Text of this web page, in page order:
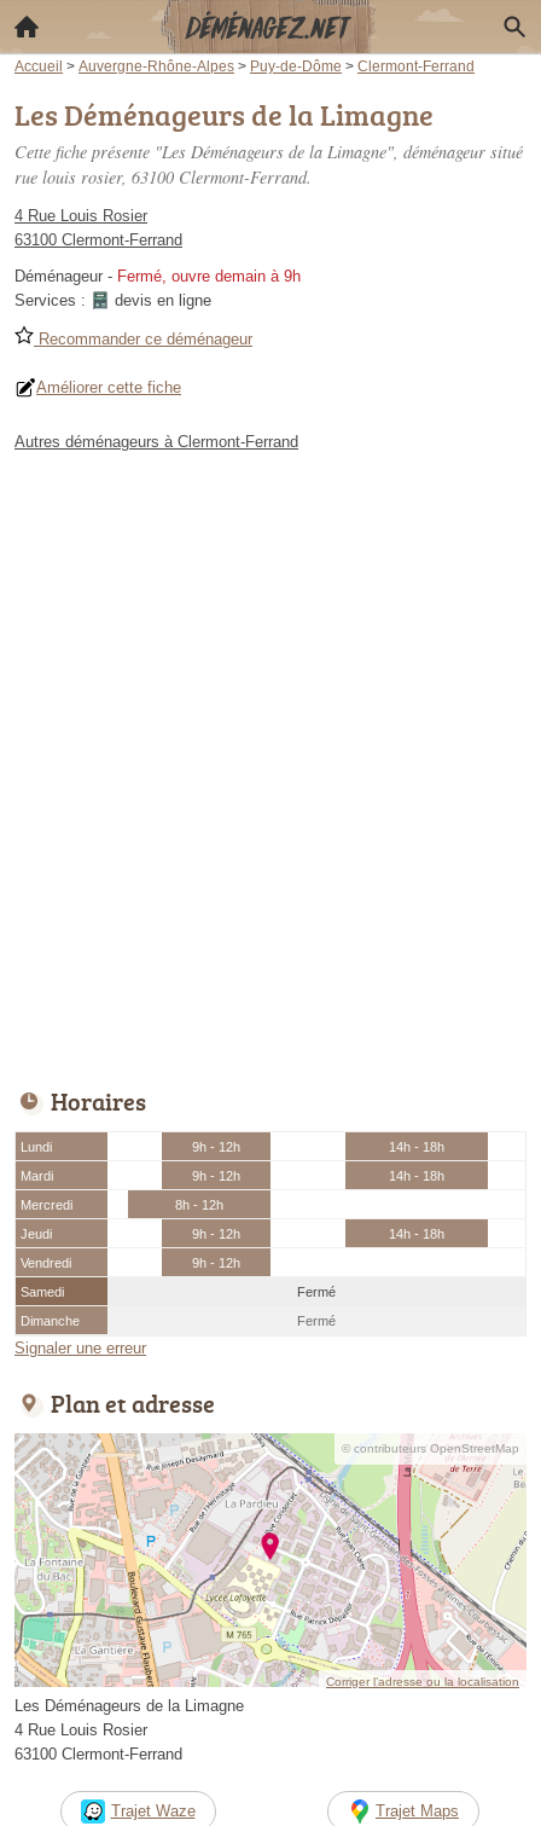
Accueil > Auvergne-Rhône-Alpes > Puy-de-Dôme > Clermont-Ferrand
Les Déménageurs de la Limagne
Cette fiche présente "Les Déménageurs de la Limagne", déménageur situé
rue louis rosier, 63100 Clermont-Ferrand.
4 Rue Louis Rosier
63100 Clermont-Ferrand
Déménageur - Fermé, ouvre demain à 9h
Services :
devis en ligne
Recommander ce déménageur
Améliorer cette fiche
Autres déménageurs à Clermont-Ferrand
Horaires
Lundi 9h - 12h
14h - 18h
Mardi
9h - 12h
14h - 18h
Mercredi
8h - 12h
Jeudi
9h - 12h
14h - 18h
Vendredi
9h - 12h
Samedi
Fermé
Dimanche
Fermé
Signaler une erreur
Plan et adresse
© contributeurs OpenStreetMap
Corriger l’adresse ou la localisation
Les Déménageurs de la Limagne
4 Rue Louis Rosier
63100 Clermont-Ferrand
Trajet Waze Trajet Maps